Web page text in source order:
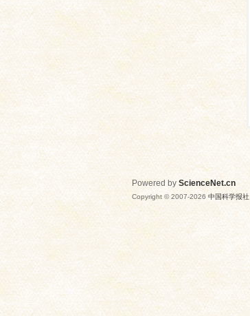
Powered by ScienceNet.cn
Copyright © 2007-2026 中国科学报社